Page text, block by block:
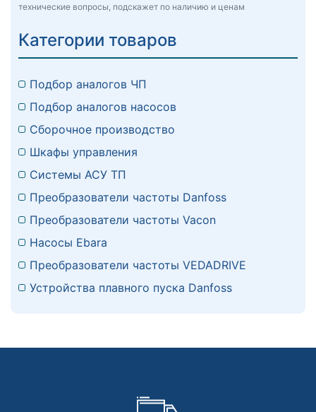
технические вопросы, подскажет по наличию и ценам
Категории товаров
Подбор аналогов ЧП
Подбор аналогов насосов
Сборочное производство
Шкафы управления
Системы АСУ ТП
Преобразователи частоты Danfoss
Преобразователи частоты Vacon
Насосы Ebara
Преобразователи частоты VEDADRIVE
Устройства плавного пуска Danfoss